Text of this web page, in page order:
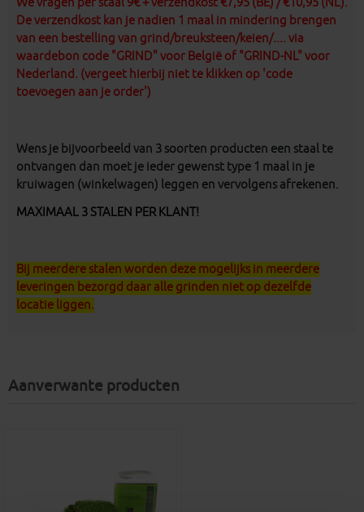
De verzendkost kan je nadien 1 maal in mindering brengen
van een bestelling van grind/breuksteen/keien/.... via
waardebon code "GRIND" voor België of "GRIND-NL" voor
Nederland. (vergeet hierbij niet te klikken op 'code
toevoegen aan je order')
Wens je bijvoorbeeld van 3 soorten producten een staal te
ontvangen dan moet je ieder gewenst type 1 maal in je
kruiwagen (winkelwagen) leggen en vervolgens afrekenen.
MAXIMAAL 3 STALEN PER KLANT!
Bij meerdere stalen worden deze mogelijks in meerdere
leveringen bezorgd daar alle grinden niet op dezelfde
locatie liggen.
Aanverwante producten